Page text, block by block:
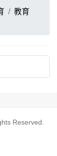
教育
Reserved.